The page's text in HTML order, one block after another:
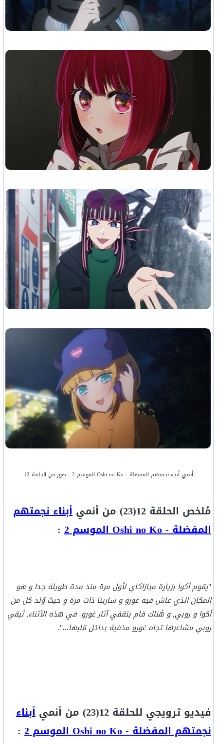
أنمي أبناء نجمتهم المفضلة - Oshi no Ko الموسم 2 - صور من الحلقة 12
مُلخص الحلقة 12(23) من أنمي
أبناء نجمتهم
المفضلة - Oshi no Ko الموسم 2
:
"يقوم أكوا بزيارة ميازاكاي لأول مرة منذ مدة طويلة جدا و هو
المكان الذي عاش فيه غورو و سارينا ذات مرة و حيث وُلد كل من
أكوا و روبي, و هُناك قام بتقفي آثار غورو. في هذه الأثناء, تُبقي
روبي مشاعرها تجاه غورو مخفية بداخل قلبها...".
فيديو ترويجي للحلقة 12(23) من أنمي
أبناء
نجمتهم المفضلة - Oshi no Ko الموسم 2
: